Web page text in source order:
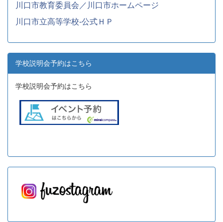
川口市教育委員会／川口市ホームページ
川口市立高等学校-公式ＨＰ
学校説明会予約はこちら
学校説明会予約はこちら